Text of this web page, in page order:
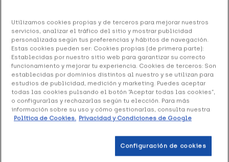
Emo Collarín Cervical Blando L, 1 Unidad
11.33 €
+ 23 puntosHealthies
Emo Collarín Cervical Blando L, es un collarín muy
cómodo de fácil colocación. Diseñado para restringir los
Utilizamos cookies propias y de terceros para mejorar nuestros
servicios, analizar el tráfico del sitio y mostrar publicidad
personalizada según tus preferencias y hábitos de navegación.
Estas cookies pueden ser: Cookies propias (de primera parte):
Establecidas por nuestro sitio web para garantizar su correcto
funcionamiento y mejorar tu experiencia. Cookies de terceros: Son
establecidas por dominios distintos al nuestro y se utilizan para
estudios de publicidad, medición y marketing. Puedes aceptar
todas las cookies pulsando el botón “Aceptar todas las cookies”,
o configurarlas y rechazarlas según tu elección. Para más
información sobre su uso y cómo gestionarlas, consulta nuestra
Política de Cookies. Privacidad y Condiciones de Google
Configuración de cookies